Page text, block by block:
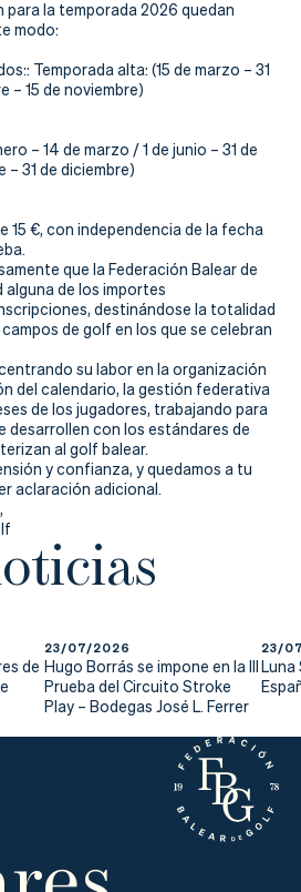
para la temporada 2026 quedan
modo:
Temporada alta: (15 de marzo – 31
– 15 de noviembre)
– 14 de marzo / 1 de junio – 31 de
– 31 de diciembre)
15 €, con independencia de la fecha
que la Federación Balear de
de los importes
destinándose la totalidad
de golf en los que se celebran
su labor en la organización
del calendario, la gestión federativa
de los jugadores, trabajando para
desarrollen con los estándares de
al golf balear.
y confianza, y quedamos a tu
aclaración adicional.
de
23/07/2026
Hugo Borrás se impone en la III
Prueba del Circuito Stroke
Play – Bodegas José L. Ferrer
23/
Luna